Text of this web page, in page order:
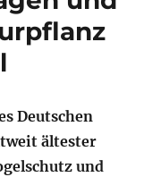
Deutschen
ältester
und